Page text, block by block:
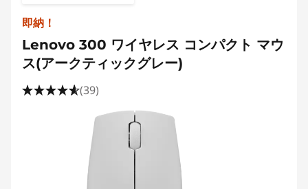
即納！
Lenovo 300 ワイヤレス コンパクト マウ
ス(アークティックグレー)
(39)